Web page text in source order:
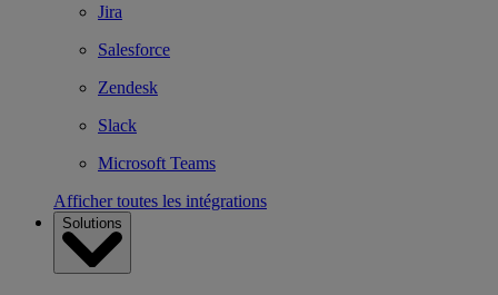
Jira
Salesforce
Zendesk
Slack
Microsoft Teams
Afficher toutes les intégrations
Solutions